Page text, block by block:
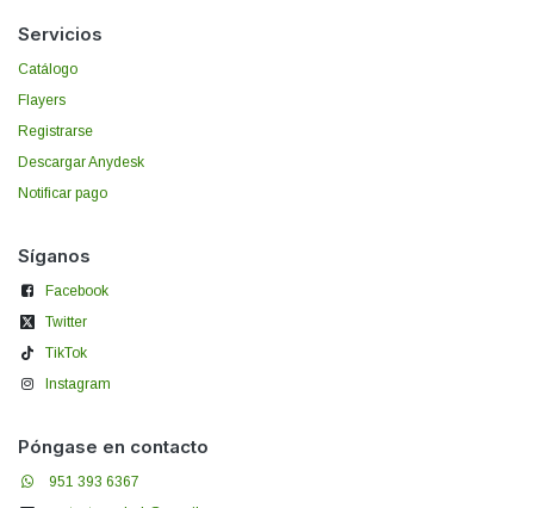
Servicios
Catálogo
Flayers
Registrarse
Descargar Anydesk
Notificar pago
Síganos
Facebook
Twitter
TikTok
Instagram
Póngase en contacto
951 393 6367